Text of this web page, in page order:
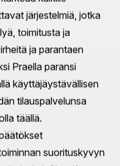
on elintärkeää
kannalta.
kävijöitä
Pipsticksin kanssa
elinvoimaista ja